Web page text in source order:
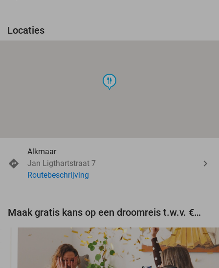
Locaties
food
Alkmaar
Jan Ligthartstraat 7
Routebeschrijving
Maak gratis kans op een droomreis t.w.v. €3.000!